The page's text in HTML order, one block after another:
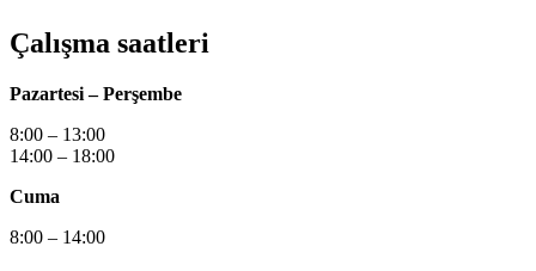
Çalışma saatleri
Pazartesi – Perşembe
8:00 – 13:00
14:00 – 18:00
Cuma
8:00 – 14:00